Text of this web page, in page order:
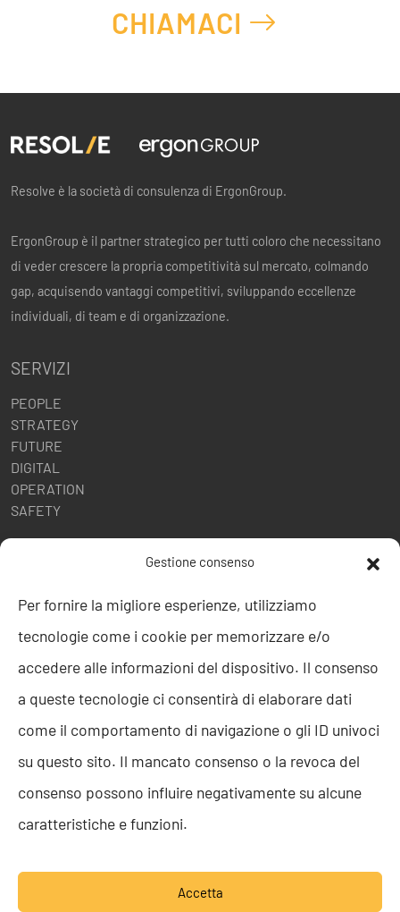
Gestione consenso
Per fornire la migliore esperienze, utilizziamo
tecnologie come i cookie per memorizzare e/o
accedere alle informazioni del dispositivo. Il consenso
a queste tecnologie ci consentirà di elaborare dati
come il comportamento di navigazione o gli ID univoci
su questo sito. Il mancato consenso o la revoca del
consenso possono influire negativamente su alcune
caratteristiche e funzioni.
Accetta
CHIAMACI
Resolve è la società di consulenza di ErgonGroup.
ErgonGroup è il partner strategico per tutti coloro che necessitano
di veder crescere la propria competitività sul mercato, colmando
gap, acquisendo vantaggi competitivi, sviluppando eccellenze
individuali, di team e di organizzazione.
SERVIZI
PEOPLE
STRATEGY
FUTURE
DIGITAL
OPERATION
SAFETY
POLITICHE AZIENDALI
ISO 27001
Codice etico
Segnalazione Whistleblowing
Politica per la Parità di Genere
Politica per la sicurezza delle informazioni
TEAM RESOLVE